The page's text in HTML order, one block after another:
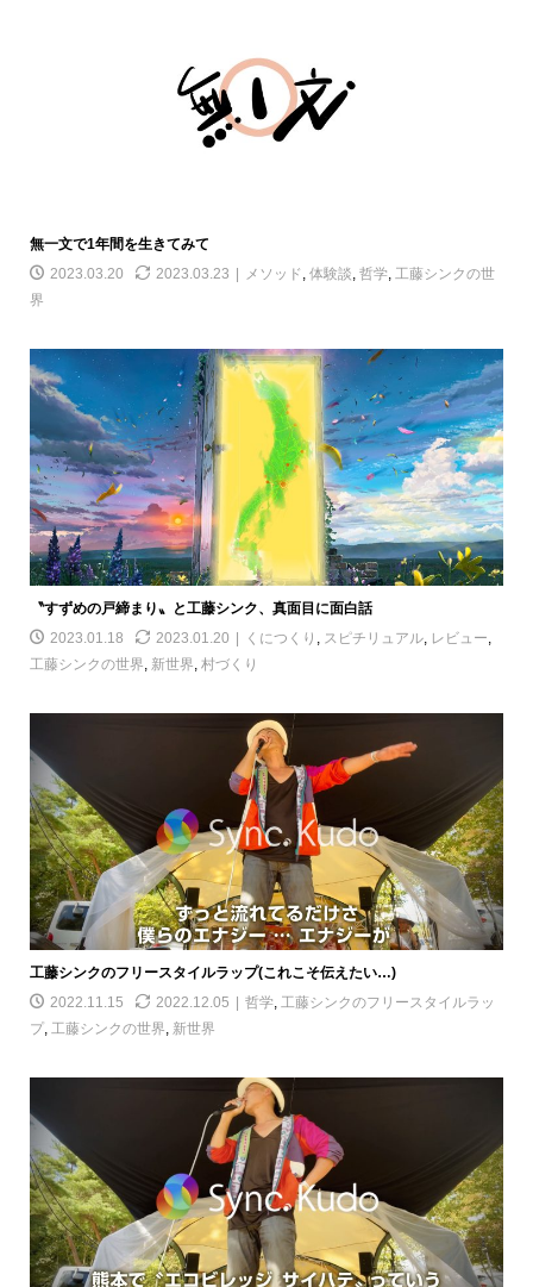
無一文で1年間を生きてみて
2023.03.20
2023.03.23 メソッド , 体験談, 哲学, 工藤シンクの世
界
〝すずめの戸締まり〟と工藤シンク、真面目に面白話
2023.01.18
2023.01.20 くにつくり , スピチリュアル, レビュー,
工藤シンクの世界, 新世界, 村づくり
工藤シンクのフリースタイルラップ(これこそ伝えたい…)
2022.11.15
2022.12.05 哲学, 工藤シンクのフリースタイルラッ
プ, 工藤シンクの世界, 新世界